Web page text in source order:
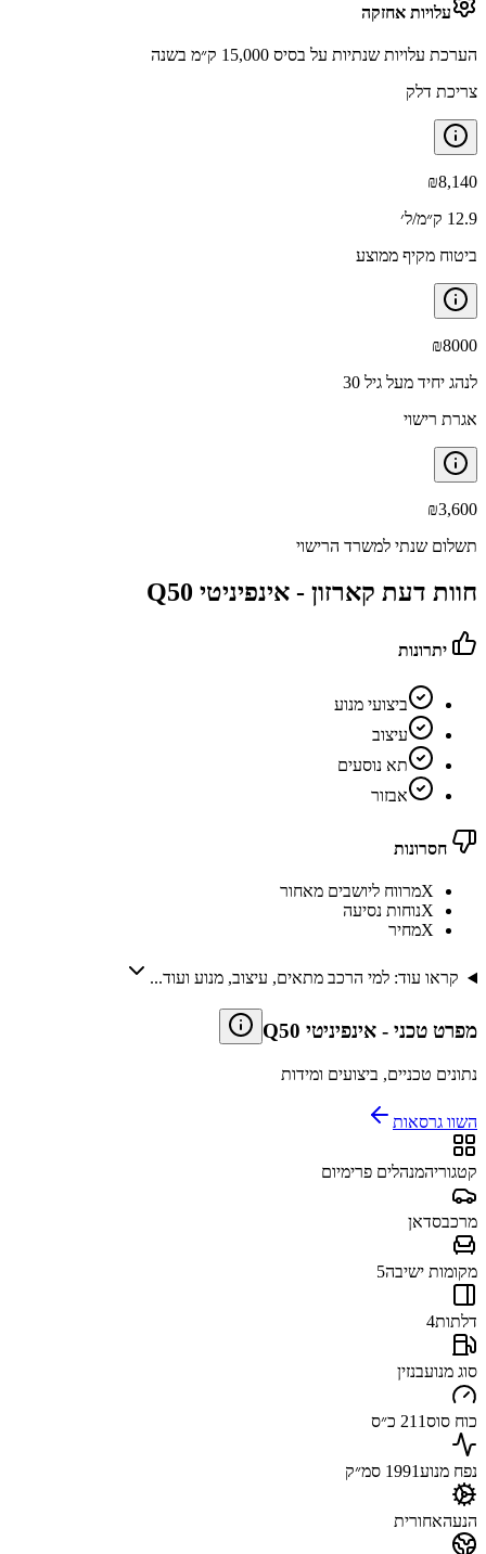
עלויות אחזקה
הערכת עלויות שנתיות על בסיס 15,000 ק״מ בשנה
צריכת דלק
₪8,140
12.9 ק״מ/ל׳
ביטוח מקיף ממוצע
₪8000
לנהג יחיד מעל גיל 30
אגרת רישוי
₪3,600
תשלום שנתי למשרד הרישוי
חוות דעת קארזון - אינפיניטי Q50
יתרונות
ביצועי מנוע
עיצוב
תא נוסעים
אבזור
חסרונות
Xמרווח ליושבים מאחור
Xנוחות נסיעה
Xמחיר
קראו עוד: למי הרכב מתאים, עיצוב, מנוע ועוד...
מפרט טכני - אינפיניטי Q50
נתונים טכניים, ביצועים ומידות
השוו גרסאות
קטגוריהמנהלים פרימיום
מרכבסדאן
מקומות ישיבה5
דלתות4
סוג מנועבנזין
כוח סוס211 כ״ס
נפח מנוע1991 סמ״ק
הנעהאחורית